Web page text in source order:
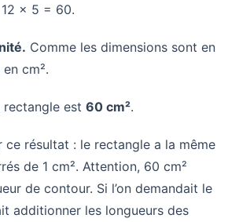
12 × 5 = 60.
Comme les dimensions sont en
en cm².
rectangle est 60 cm².
ce résultat : le rectangle a la même
de 1 cm². Attention, 60 cm²
de contour. Si l’on demandait le
additionner les longueurs des